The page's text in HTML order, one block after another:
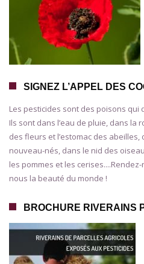
SIGNEZ L’APPEL DES
Les pesticides sont des poisons qui
Ils sont dans l’eau de pluie, dans la
des fleurs et l’estomac des
nouveau-nés, dans le nid des
les pommes et les
nous la beauté du monde !
BROCHURE RIVERAINS